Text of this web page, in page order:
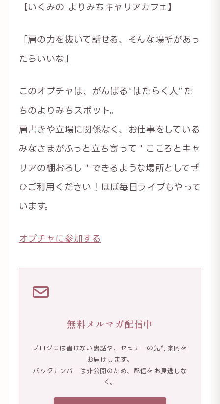
【いくみの よりみちキャリアカフェ】
「肩の力を抜いて話せる、そんな場所があっ
たらいいな」
このオプチャは、がんばる“はたらく人”た
ちのよりみちスポット。
肩書きや立場に関係なく、お仕事をしている
みなさまがふっと立ち寄って＂こころとキャ
リアの棚おろし＂できるような場所としてぜ
ひご利用ください！ほぼ毎日ライブもやって
います。
オプチャに参加する
無料メルマガ配信中
ブログには書けない裏話や、セミナーの先行案内を
お届けします。
バックナンバーは非公開のため、配信をお見逃しな
く。